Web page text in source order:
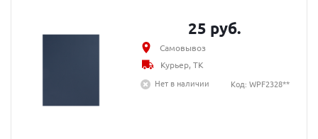
25 руб.
Самовывоз
Курьер, ТК
Нет в наличии
Код: WPF2328**